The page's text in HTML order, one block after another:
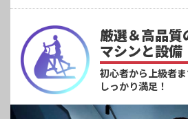
厳選＆高品質
マシンと設備
初心者から上級者ま
しっかり満足！